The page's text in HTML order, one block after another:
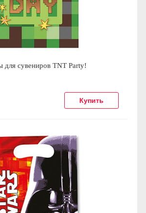
для сувениров TNT Party!